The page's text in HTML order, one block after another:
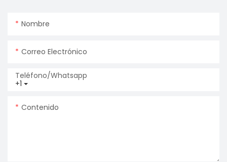
Nombre
Correo Electrónico
+1
Teléfono/whatsapp
Contenido